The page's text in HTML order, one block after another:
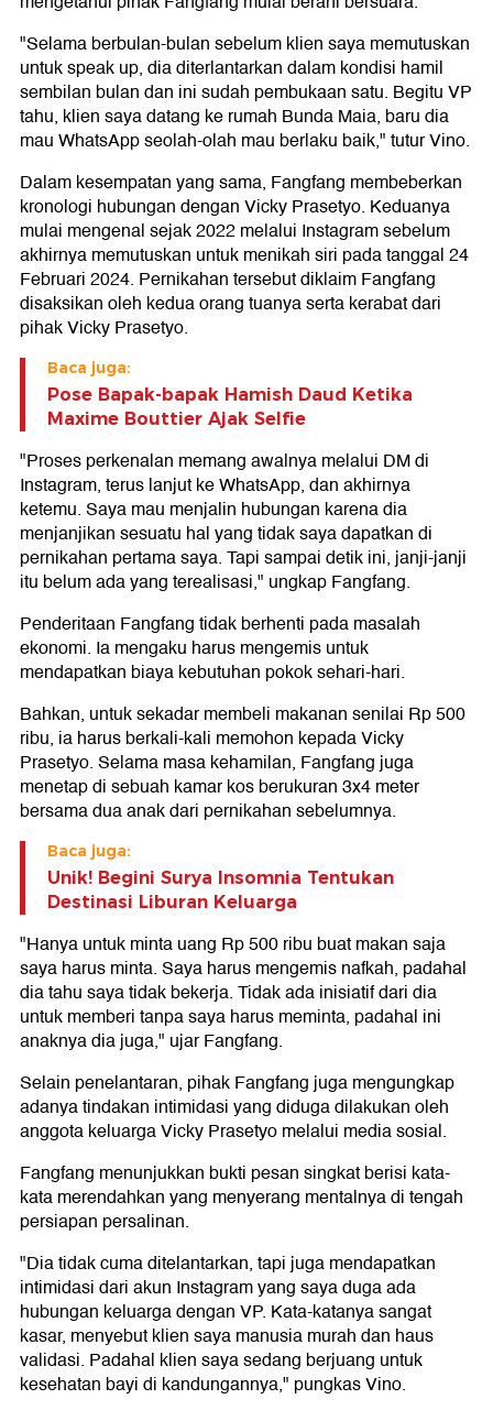
"Selama berbulan-bulan sebelum klien saya memutuskan
untuk speak up, dia diterlantarkan dalam kondisi hamil
sembilan bulan dan ini sudah pembukaan satu. Begitu VP
tahu, klien saya datang ke rumah Bunda Maia, baru dia
mau WhatsApp seolah-olah mau berlaku baik," tutur Vino.
Dalam kesempatan yang sama, Fangfang membeberkan
kronologi hubungan dengan Vicky Prasetyo. Keduanya
mulai mengenal sejak 2022 melalui Instagram sebelum
akhirnya memutuskan untuk menikah siri pada tanggal 24
Februari 2024. Pernikahan tersebut diklaim Fangfang
disaksikan oleh kedua orang tuanya serta kerabat dari
pihak Vicky Prasetyo.
Baca juga:
Pose Bapak-bapak Hamish Daud Ketika
Maxime Bouttier Ajak Selfie
"Proses perkenalan memang awalnya melalui DM di
Instagram, terus lanjut ke WhatsApp, dan akhirnya
ketemu. Saya mau menjalin hubungan karena dia
menjanjikan sesuatu hal yang tidak saya dapatkan di
pernikahan pertama saya. Tapi sampai detik ini, janji-janji
itu belum ada yang terealisasi," ungkap Fangfang.
Penderitaan Fangfang tidak berhenti pada masalah
ekonomi. Ia mengaku harus mengemis untuk
mendapatkan biaya kebutuhan pokok sehari-hari.
Bahkan, untuk sekadar membeli makanan senilai Rp 500
ribu, ia harus berkali-kali memohon kepada Vicky
Prasetyo. Selama masa kehamilan, Fangfang juga
menetap di sebuah kamar kos berukuran 3x4 meter
bersama dua anak dari pernikahan sebelumnya.
Baca juga:
Unik! Begini Surya Insomnia Tentukan
Destinasi Liburan Keluarga
"Hanya untuk minta uang Rp 500 ribu buat makan saja
saya harus minta. Saya harus mengemis nafkah, padahal
dia tahu saya tidak bekerja. Tidak ada inisiatif dari dia
untuk memberi tanpa saya harus meminta, padahal ini
anaknya dia juga," ujar Fangfang.
Selain penelantaran, pihak Fangfang juga mengungkap
adanya tindakan intimidasi yang diduga dilakukan oleh
anggota keluarga Vicky Prasetyo melalui media sosial.
Fangfang menunjukkan bukti pesan singkat berisi kata-
kata merendahkan yang menyerang mentalnya di tengah
persiapan persalinan.
"Dia tidak cuma ditelantarkan, tapi juga mendapatkan
intimidasi dari akun Instagram yang saya duga ada
hubungan keluarga dengan VP. Kata-katanya sangat
kasar, menyebut klien saya manusia murah dan haus
validasi. Padahal klien saya sedang berjuang untuk
kesehatan bayi di kandungannya," pungkas Vino.